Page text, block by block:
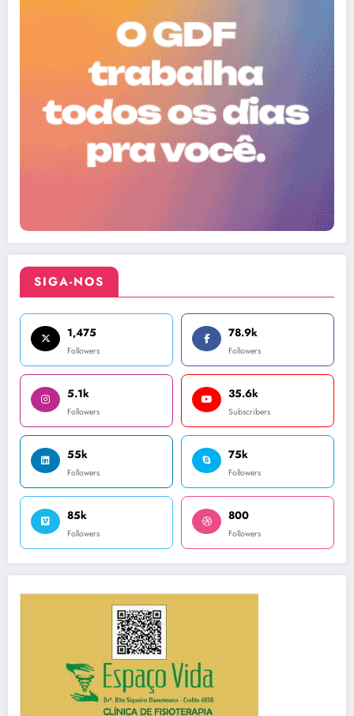
SIGA-NOS
1,475
Followers
78.9k
Followers
5.1k
Followers
35.6k
Subscribers
55k
Followers
75k
Followers
85k
Followers
800
Followers